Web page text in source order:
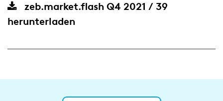
zeb.market.flash Q4 2021 / 39
herunterladen